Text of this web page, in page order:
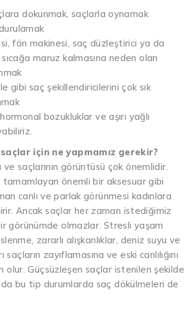
dokunmak, saçlarla oynamak
fön makinesi, saç düzleştirici ya da
sıcağa maruz kalmasına neden olan
gibi saç şekillendiricilerini çok sık
bozukluklar ve aşırı yağlı
için ne yapmamız gerekir?
ve saçlarının görüntüsü çok önemlidir.
tamamlayan önemli bir aksesuar gibi
canlı ve parlak görünmesi kadınlara
Ancak saçlar her zaman istediğimiz
görünümde olmazlar. Stresli yaşam
zararlı alışkanlıklar, deniz suyu ve
saçların zayıflamasına ve eski canlılığını
olur. Güçsüzleşen saçlar istenilen şekilde
bu tip durumlarda saç dökülmeleri de